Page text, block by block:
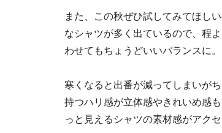
また、この秋ぜひ試してみてほし
なシャツが多く出ているので、程
わせてもちょうどいいバランスに。
寒くなると出番が減ってしまいが
持つハリ感が立体感やきれいめ感
っと見えるシャツの素材感がアク